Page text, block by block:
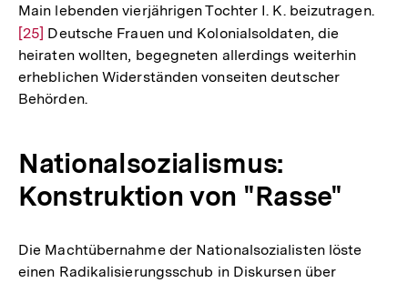
Main lebenden vierjährigen Tochter I. K. beizutragen.
[25] Deutsche Frauen und Kolonialsoldaten, die
heiraten wollten, begegneten allerdings weiterhin
erheblichen Widerständen vonseiten deutscher
Behörden.
Nationalsozialismus:
Konstruktion von "Rasse"
Die Machtübernahme der Nationalsozialisten löste
einen Radikalisierungsschub in Diskursen über